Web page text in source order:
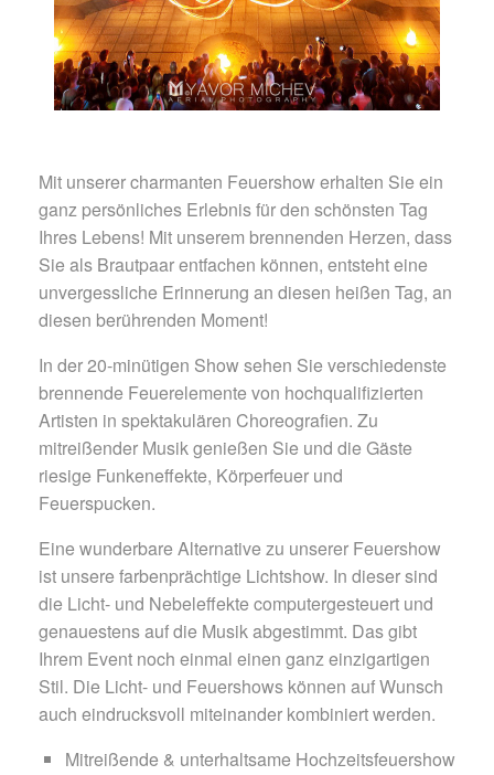
Mit unserer charmanten Feuershow erhalten Sie ein
ganz persönliches Erlebnis für den schönsten Tag
Ihres Lebens! Mit unserem brennenden Herzen, dass
Sie als Brautpaar entfachen können, entsteht eine
unvergessliche Erinnerung an diesen heißen Tag, an
diesen berührenden Moment!
In der 20-minütigen Show sehen Sie verschiedenste
brennende Feuerelemente von hochqualifizierten
Artisten in spektakulären Choreografien. Zu
mitreißender Musik genießen Sie und die Gäste
riesige Funkeneffekte, Körperfeuer und
Feuerspucken.
Eine wunderbare Alternative zu unserer Feuershow
ist unsere farbenprächtige Lichtshow. In dieser sind
die Licht- und Nebeleffekte computergesteuert und
genauestens auf die Musik abgestimmt. Das gibt
Ihrem Event noch einmal einen ganz einzigartigen
Stil. Die Licht- und Feuershows können auf Wunsch
auch eindrucksvoll miteinander kombiniert werden.
Mitreißende & unterhaltsame Hochzeitsfeuershow